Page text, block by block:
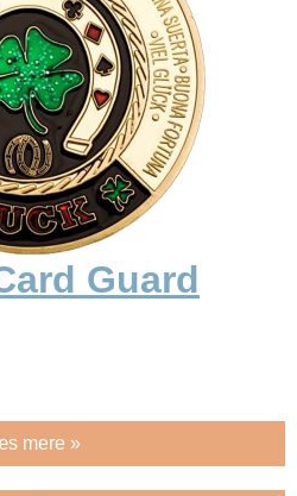
Guard
mere »